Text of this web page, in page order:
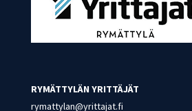
RYMÄTTYLÄN YRITTÄJÄT
rymattylan@yrittajat.fi